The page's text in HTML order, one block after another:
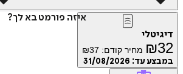
איזה פורמט בא לך?
דיגיטלי
₪32 מחיר קודם: ₪37
במבצע עד: 31/08/2026